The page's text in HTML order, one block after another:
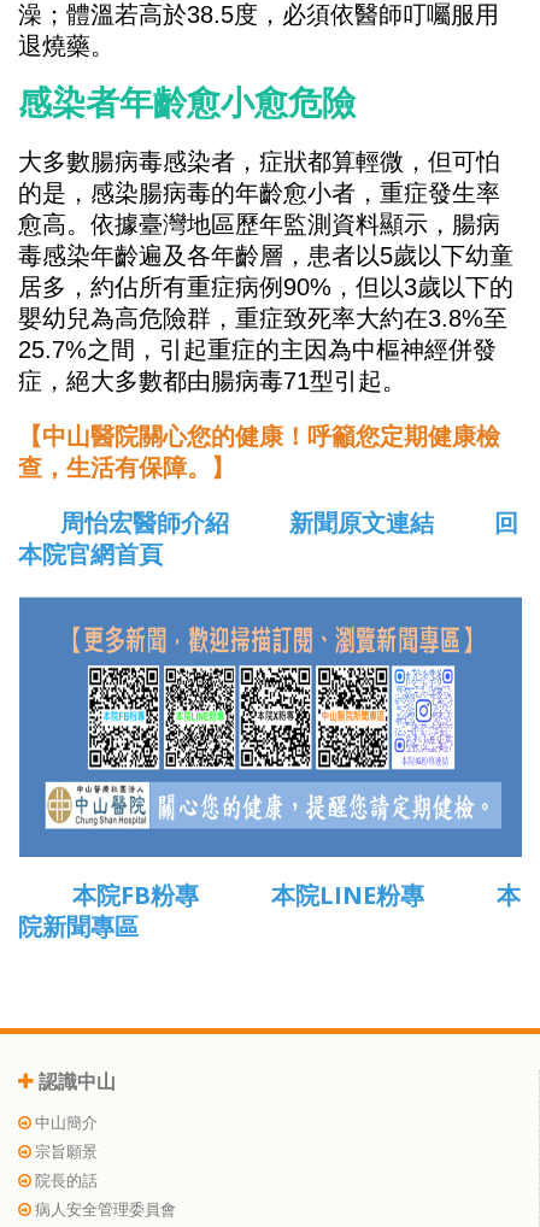
澡；體溫若高於38.5度，必須依醫師叮囑服用
退燒藥。
感染者年齡愈小愈危險
大多數腸病毒感染者，症狀都算輕微，但可怕
的是，感染腸病毒的年齡愈小者，重症發生率
愈高。依據臺灣地區歷年監測資料顯示，腸病
毒感染年齡遍及各年齡層，患者以5歲以下幼童
居多，約佔所有重症病例90%，但以3歲以下的
嬰幼兒為高危險群，重症致死率大約在3.8%至
25.7%之間，引起重症的主因為中樞神經併發
症，絕大多數都由腸病毒71型引起。
【中山醫院關心您的健康！呼籲您定期健康檢
查，生活有保障。】
周怡宏醫師介紹
新聞原文連結
回
本院官網首頁
本院FB粉專 本院LINE粉專
本
院新聞專區
認識中山
中山簡介
宗旨願景
院長的話
病人安全管理委員會